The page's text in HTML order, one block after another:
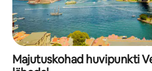
Majutuskohad huvipunkti